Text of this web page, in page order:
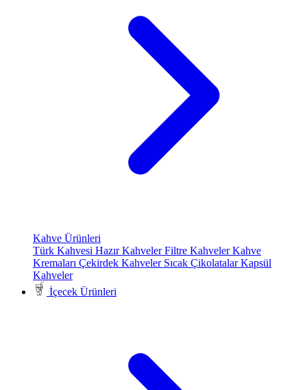
Kahve Ürünleri
Türk Kahvesi Hazır KahvelerFiltre KahvelerKahve
Kremaları Çekirdek Kahveler Sıcak ÇikolatalarKapsül
Kahveler
İçecek Ürünleri